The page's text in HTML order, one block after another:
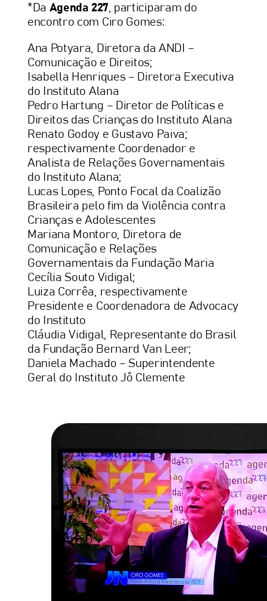
*Da Agenda 227, participaram do
encontro com Ciro Gomes:
Ana Potyara, Diretora da ANDI –
Comunicação e Direitos;
Isabella Henriques – Diretora Executiva
do Instituto Alana
Pedro Hartung – Diretor de Políticas e
Direitos das Crianças do Instituto Alana
Renato Godoy e Gustavo Paiva;
respectivamente Coordenador e
Analista de Relações Governamentais
do Instituto Alana;
Lucas Lopes, Ponto Focal da Coalizão
Brasileira pelo fim da Violência contra
Crianças e Adolescentes
Mariana Montoro, Diretora de
Comunicação e Relações
Governamentais da Fundação Maria
Cecília Souto Vidigal;
Luiza Corrêa, respectivamente
Presidente e Coordenadora de Advocacy
do Instituto
Cláudia Vidigal, Representante do Brasil
da Fundação Bernard Van Leer;
Daniela Machado – Superintendente
Geral do Instituto Jô Clemente